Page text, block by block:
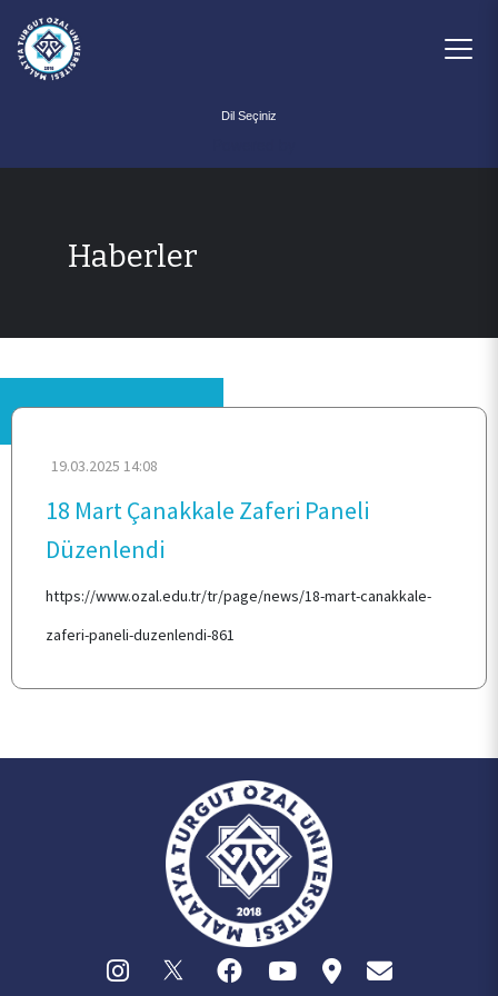
ANA SAYFA
KOORDİNATÖRLÜK
MEZUN İSTATİSTİKLERİ
İLETİŞİM
Haberler
19.03.2025 14:08
18 Mart Çanakkale Zaferi Paneli
Düzenlendi
https://www.ozal.edu.tr/tr/page/news/18-mart-canakkale-
zaferi-paneli-duzenlendi-861